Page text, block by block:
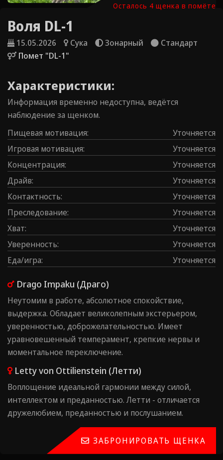
Воля DL-1
15.05.2026 Сука Зонарный
Стандарт
Помет "DL-1"
Характеристики:
Информация временно недоступна, ведётся
наблюдение за щенком.
Пищевая мотивация:
Уточняется
Игровая мотивация:
Уточняется
Концентрация:
Уточняется
Драйв:
Уточняется
Контаĸтность:
Уточняется
Преследование:
Уточняется
Хват:
Уточняется
Уверенность:
Уточняется
Еда/игра: Уточняется
Drago Impaku (Драго)
Неутомим в работе, абсолютное спокойствие,
выдержка. Обладает великолепным экстерьером,
уверенностью, доброжелательностью. Имеет
уравновешенный темперамент, крепкие нервы и
моментальное переключение.
Letty von Ottilienstein (Летти)
Воплощение идеальной гармонии между силой,
интеллектом и преданностью. Летти - отличается
дружелюбием, преданностью и послушанием.
Осталось 4 щенка в помёте
ЗАБРОНИРОВАТЬ ЩЕНКА